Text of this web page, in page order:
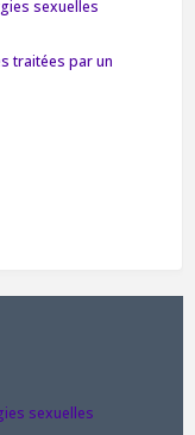
sexuelles
traitées par un
sexuelles